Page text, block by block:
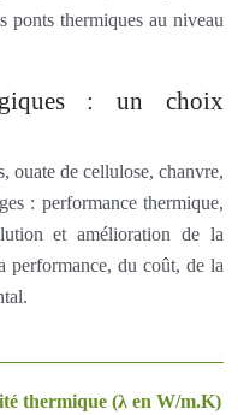
ponts thermiques au niveau
: un choix
ouate de cellulose, chanvre,
: performance thermique,
et amélioration de la
performance, du coût, de la
thermique (λ en W/m.K)